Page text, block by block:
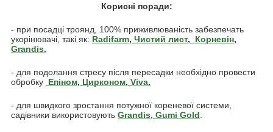
Корисні поради:
- при посадці троянд, 100% приживлюваність забезпечать
укорінювачі, такі як: Radifarm, Чистий лист, Корневін,
Grandis.
- для подолання стресу після пересадки необхідно провести
обробку Епіном, Цирконом, Viva.
- для швидкого зростання потужної кореневої системи,
садівники використовують Grandis, Gumi Gold